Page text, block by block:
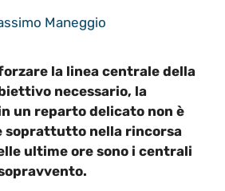
Maneggio
la linea centrale della
necessario, la
un reparto delicato non è
soprattutto nella rincorsa
ultime ore sono i centrali